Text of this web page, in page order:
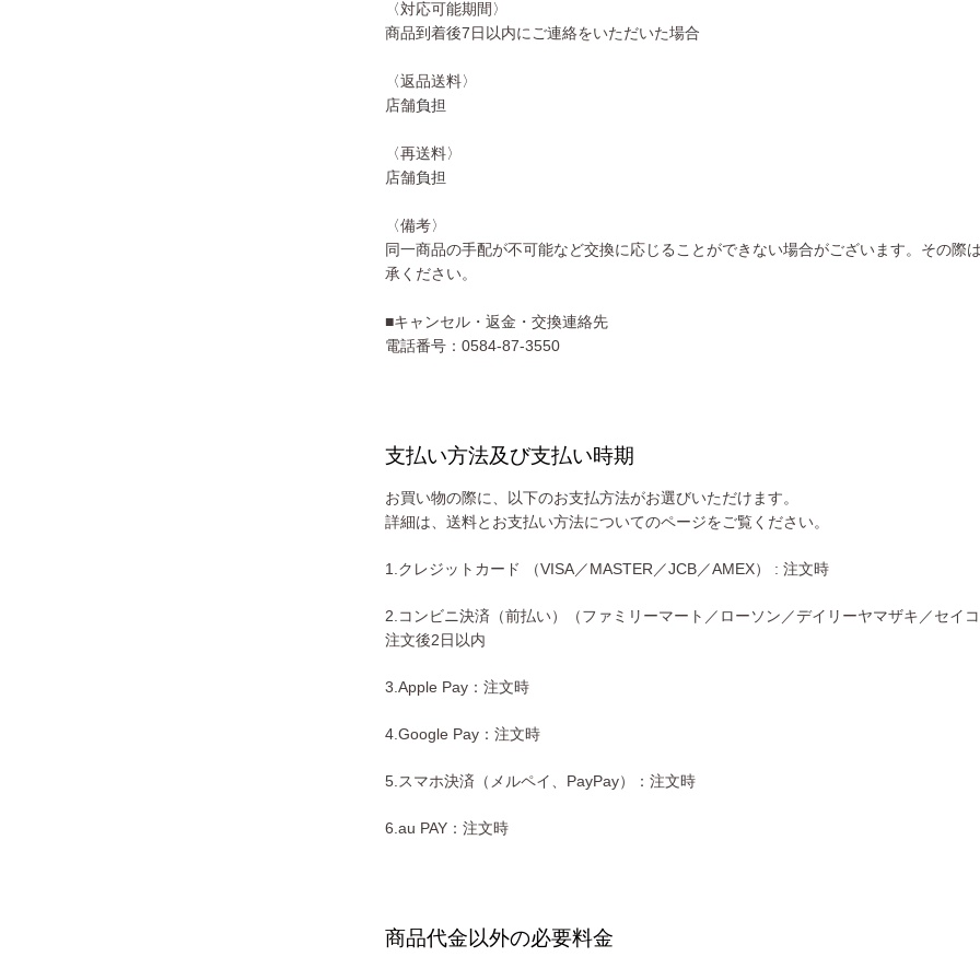
〈対応可能期間〉
商品到着後7日以内にご連絡をいただいた場合
〈返品送料〉
店舗負担
〈再送料〉
店舗負担
〈備考〉
同一商品の手配が不可能など交換に応じることができない場合がございます。その際
承ください。
■キャンセル・返金・交換連絡先
電話番号：0584-87-3550
支払い方法及び支払い時期
お買い物の際に、以下のお支払方法がお選びいただけます。
詳細は、送料とお支払い方法についてのページをご覧ください。
1.クレジットカード （VISA／MASTER／JCB／AMEX） : 注文時
2.コンビニ決済（前払い）（ファミリーマート／ローソン／デイリーヤマザキ／セイコ
注文後2日以内
3.Apple Pay：注文時
4.Google Pay：注文時
5.スマホ決済（メルペイ、PayPay）：注文時
6.au PAY：注文時
商品代金以外の必要料金